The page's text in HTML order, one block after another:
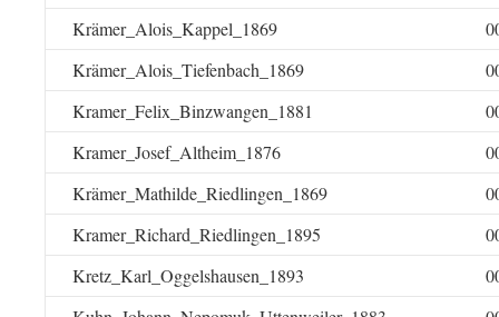
Krämer_Alois_Kappel_1869
Krämer_Alois_Tiefenbach_1869
Kramer_Felix_Binzwangen_1881
Kramer_Josef_Altheim_1876
Krämer_Mathilde_Riedlingen_1869
Kramer_Richard_Riedlingen_1895
Kretz_Karl_Oggelshausen_1893